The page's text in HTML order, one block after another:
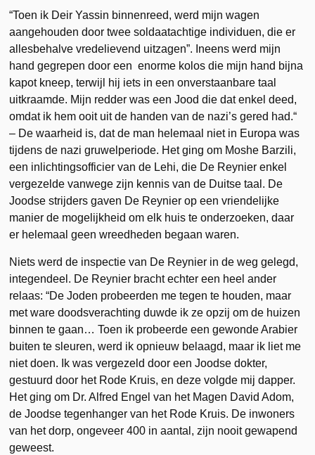
“Toen ik Deir Yassin binnenreed, werd mijn wagen
aangehouden door twee soldaatachtige individuen, die er
allesbehalve vredelievend uitzagen”. Ineens werd mijn
hand gegrepen door een enorme kolos die mijn hand bijna
kapot kneep, terwijl hij iets in een onverstaanbare taal
uitkraamde. Mijn redder was een Jood die dat enkel deed,
omdat ik hem ooit uit de handen van de nazi’s gered had.“
– De waarheid is, dat de man helemaal niet in Europa was
tijdens de nazi gruwelperiode. Het ging om Moshe Barzili,
een inlichtingsofficier van de Lehi, die De Reynier enkel
vergezelde vanwege zijn kennis van de Duitse taal. De
Joodse strijders gaven De Reynier op een vriendelijke
manier de mogelijkheid om elk huis te onderzoeken, daar
er helemaal geen wreedheden begaan waren.
Niets werd de inspectie van De Reynier in de weg gelegd,
integendeel. De Reynier bracht echter een heel ander
relaas: “De Joden probeerden me tegen te houden, maar
met ware doodsverachting duwde ik ze opzij om de huizen
binnen te gaan… Toen ik probeerde een gewonde Arabier
buiten te sleuren, werd ik opnieuw belaagd, maar ik liet me
niet doen. Ik was vergezeld door een Joodse dokter,
gestuurd door het Rode Kruis, en deze volgde mij dapper.
Het ging om Dr. Alfred Engel van het Magen David Adom,
de Joodse tegenhanger van het Rode Kruis. De inwoners
van het dorp, ongeveer 400 in aantal, zijn nooit gewapend
geweest.